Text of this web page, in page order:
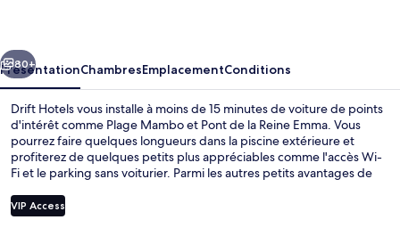
Suivant
80+
PrésentationChambresEmplacementConditions
Drift Hotels vous installe à moins de 15 minutes de voiture de points
d'intérêt comme Plage Mambo et Pont de la Reine Emma. Vous
pourrez faire quelques longueurs dans la piscine extérieure et
profiterez de quelques petits plus appréciables comme l'accès Wi-
Fi et le parking sans voiturier. Parmi les autres petits avantages de
VIP Access